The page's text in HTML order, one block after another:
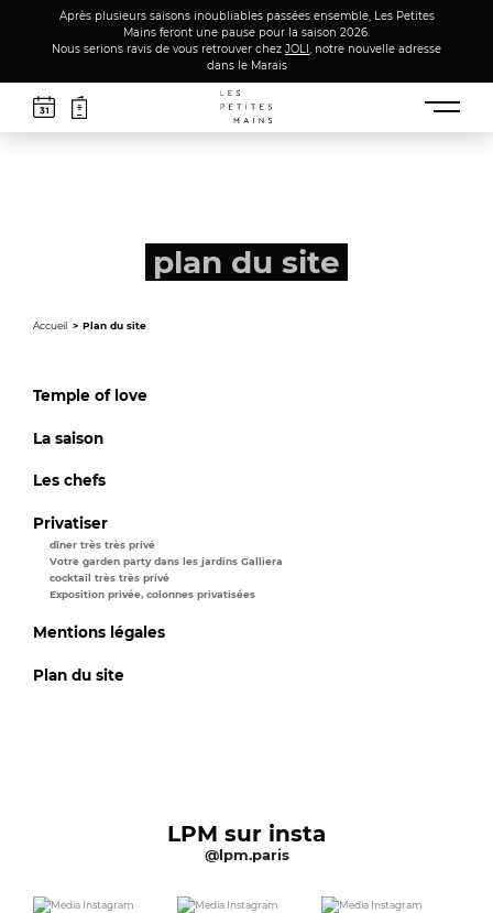
Après plusieurs saisons inoubliables passées ensemble, Les Petites
Mains feront une pause pour la saison 2026.
Nous serions ravis de vous retrouver chez JOLI , notre nouvelle adresse
dans le Marais
plan du site
Accueil Plan du site
Temple of love
La saison
Les chefs
Privatiser
dîner très très privé
Votre garden party dans les jardins Galliera
cocktail très très privé
Exposition privée, colonnes privatisées
Mentions légales
Plan du site
LPM sur insta
@lpm.paris